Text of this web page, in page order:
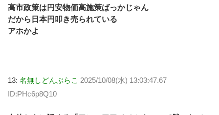
高市政策は円安物価高施策ばっかじゃん
だから日本円叩き売られている
アホかよ
13: 名無しどんぶらこ 2025/10/08(水) 13:03:47.67
ID:PHc6p8Q10